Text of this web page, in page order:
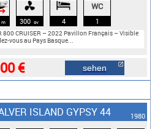
m 300 cv 4
WC
1
800 CRUISER – 2022 Pavillon Français – Visible
vous au Pays Basque...
€ sehen
ISLAND GYPSY 44 1980